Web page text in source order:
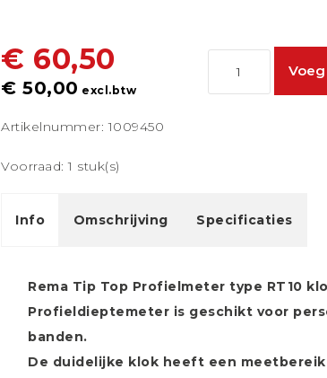
€ 60,50
€ 50,00 excl.btw
Artikelnummer: 1009450
Voorraad: 1 stuk(s)
Info Omschrijving Specificaties
Rema Tip Top Profielmeter type RT10
Profieldieptemeter is geschikt voor
banden.
De duidelijke klok heeft een meetbereik